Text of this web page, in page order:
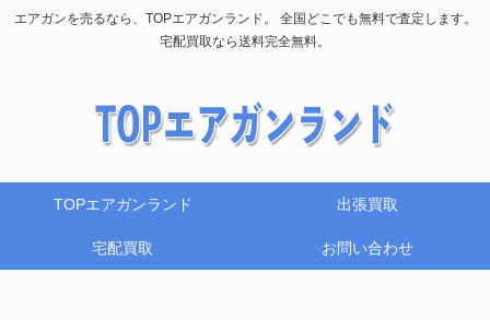
エアガンを売るなら、TOPエアガンランド。 全国どこでも無料で査定します。
宅配買取なら送料完全無料。
TOPエアガンランド 出張買取
宅配買取 お問い合わせ